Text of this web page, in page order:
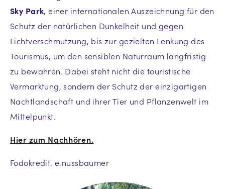
Sky Park, einer internationalen Auszeichnung für den
Schutz der natürlichen Dunkelheit und gegen
Lichtverschmutzung, bis zur gezielten Lenkung des
Tourismus, um den sensiblen Naturraum langfristig
zu bewahren. Dabei steht nicht die touristische
Vermarktung, sondern der Schutz der einzigartigen
Nachtlandschaft und ihrer Tier und Pflanzenwelt im
Mittelpunkt.
Hier zum Nachhören.
Fodokredit. e.nussbaumer